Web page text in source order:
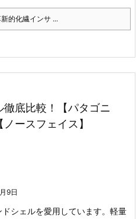
的化繊インサ ...
底比較！【パタゴニ
ースフェイス】
9日
シェルを愛用しています。軽量